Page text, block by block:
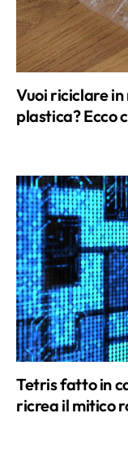
Vuoi riciclare
plastica? Ecco
Tetris fatto in
ricrea il mitico